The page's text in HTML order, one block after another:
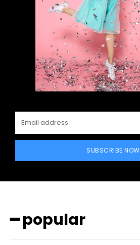
SUBSCRIBE NOW
━ popular